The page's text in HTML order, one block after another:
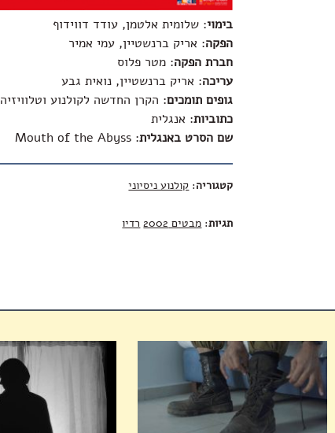
בימוי: שלומית אלטמן, עודד דווידוף
הפקה: אריק ברנשטיין, עמי אמיר
חברת הפקה: מטר פלוס
עריכה: אריק ברנשטיין, נואית גבע
גופים תומכים: הקרן החדשה לקולנוע וטלוויזיה
כתוביות: אנגלית
שם הסרט באנגלית:
Mouth of the Abyss
קטגוריה: קולנוע ניסיוני
תגיות: מבטים 2002 רדיו